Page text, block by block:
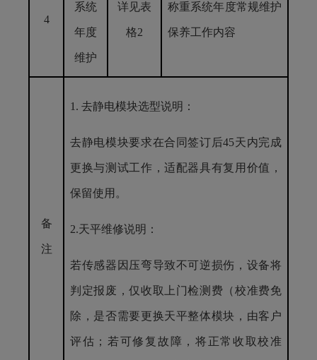
4
系统
年度
维护
详见表
格2
称重系统年度常规维护
保养工作内容
备
注
1. 去静电模块选型说明：
去静电模块要求在合同签订后45天内完成
更换与测试工作，适配器具有复用价值，
保留使用。
2.天平维修说明：
若传感器因压弯导致不可逆损伤，设备将
判定报废，仅收取上门检测费（校准费免
除，是否需要更换天平整体模块，由客户
评估；若可修复故障，将正常收取校准